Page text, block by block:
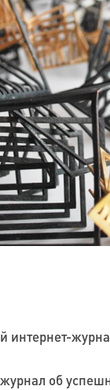
интернет-
об